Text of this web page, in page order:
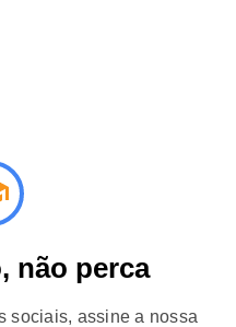
não perca
sociais, assine a nossa